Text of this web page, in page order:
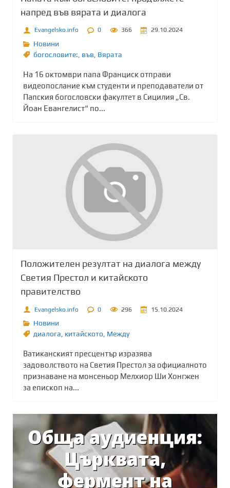
напред във вярата и диалога
Evangelsko.info 0 366 29.10.2024
Новини
богословите: във Вярата
На 16 октомври папа Франциск отправи
видеопослание към студенти и преподаватели от
Папския богословски факултет в Сицилия „Св.
Йоан Евангелист“ по...
Положителен резултат на диалога между
Светия Престол и китайското
правителство
Evangelsko.info 0 296 15.10.2024
Новини
диалога, китайското, Между
Ватиканският пресцентър изразява
задоволството на Светия Престол за официалното
признаване на монсеньор Мелхиор Ши Хонгжен
за епископ на...